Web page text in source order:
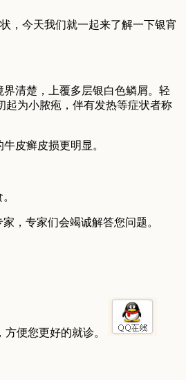
，今天我们就一起来了解一下银宵
清楚，上覆多层银白色鳞屑。轻
起为小脓疱，伴有发热等症状者称
皮癣皮损更明显。
，专家们会竭诚解答您问题。
便您更好的就诊。